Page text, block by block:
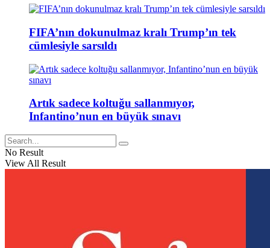
FIFA’nın dokunulmaz kralı Trump’ın tek
cümlesiyle sarsıldı
Artık sadece koltuğu sallanmıyor,
Infantino’nun en büyük sınavı
No Result
View All Result